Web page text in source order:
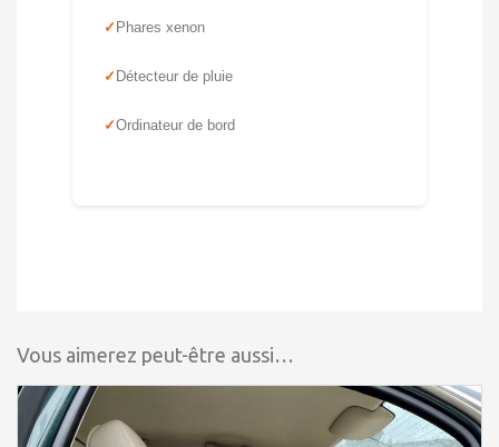
Phares xenon
Détecteur de pluie
Ordinateur de bord
Vous aimerez peut-être aussi…